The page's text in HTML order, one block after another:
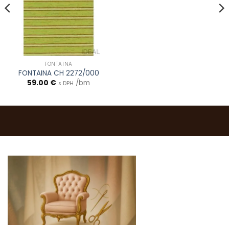
FONTAINA
FONTAINA CH 2272/000
59.00 € s DPH /bm